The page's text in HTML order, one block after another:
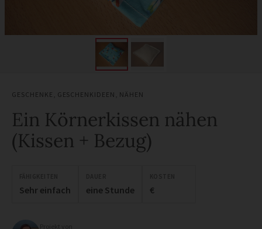
GESCHENKE GESCHENKIDEEN NÄHEN
Ein Körnerkissen nähen
(Kissen + Bezug)
Sehr einfach eine Stunde €